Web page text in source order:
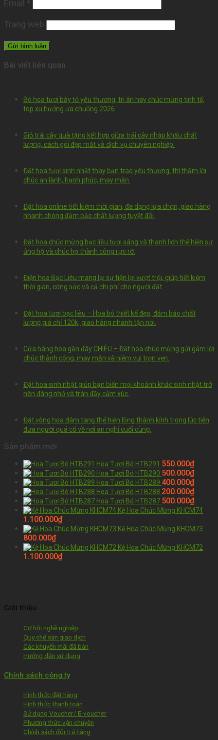
Email *
Trang web
Bài viết liên quan
Bó hoa tươi bày tỏ yêu thương, tri ân hay chúc mừng tinh tế,
top xu hướng ưa chuộng 2026
Giỏ trái cây quà tặng kết hợp giữa trái cây nhập khẩu chất
lượng, cách gói đẹp mắt và dịch vụ chuyên nghiệp.
Đặt hoa tươi sinh nhật thay bạn trao yêu thương, thì thầm lời
chúc an lành, hạnh phúc, may mắn.
Đặt hoa online tiết kiệm thời gian, đa dạng lựa chọn, giao hàng
nhanh chóng đảm bảo chất lượng tuyệt đối.
Đặt hoa chúc mừng bạc liêu tươi sáng và thanh lịch thể hiện sự
ủng hộ và chúc họ thành công rực rỡ.
Điện hoa Bạc Liêu mang lại sự tiện lợi vượt trội, giúp tiết kiệm
thời gian, công sức và cả chi phí cho người đặt.
Đặt hoa tươi bạc liêu – Hoa bó thiết kế đẹp, đảm bảo chất
lượng giá chỉ 120k, giao hàng nhanh tận nơi.
Cửa hàng hoa gần đây CHIÊU – Đặt hoa chúc mừng gửi gắm lời
chúc thành công, may mắn và niềm vui trọn vẹn.
Đặt hoa sinh nhật giúp bạn biến mọi khoảnh khắc sinh nhật trở
nên đáng nhớ và tràn đầy cảm xúc.
Đặt vòng hoa đám tang thể hiện lòng thành kính trong lúc tiễn
đưa người quá cố về nơi an nghỉ cuối cùng.
Sản phẩm mới
Hoa Tươi Bó HTB291 550.000₫
Hoa Tươi Bó HTB290 500.000₫
Hoa Tươi Bó HTB289 400.000₫
Hoa Tươi Bó HTB288 200.000₫
Hoa Tươi Bó HTB287 500.000₫
Kệ Hoa Chúc Mừng KHCM74
1.100.000₫
Kệ Hoa Chúc Mừng KHCM73
800.000₫
Kệ Hoa Chúc Mừng KHCM72
1.100.000₫
Giới thiệu
Cơ hội nghề nghiệp
Quy chế sàn giao dịch
Các khuyến mãi đã bán
Hướng dẫn sử dụng
Chính sách công ty
Hình thức đặt hàng
Hình thức thanh toán
Sử dụng Voucher/ E-voucher
Phương thức vận chuyên
Chính sách đổi trả hàng